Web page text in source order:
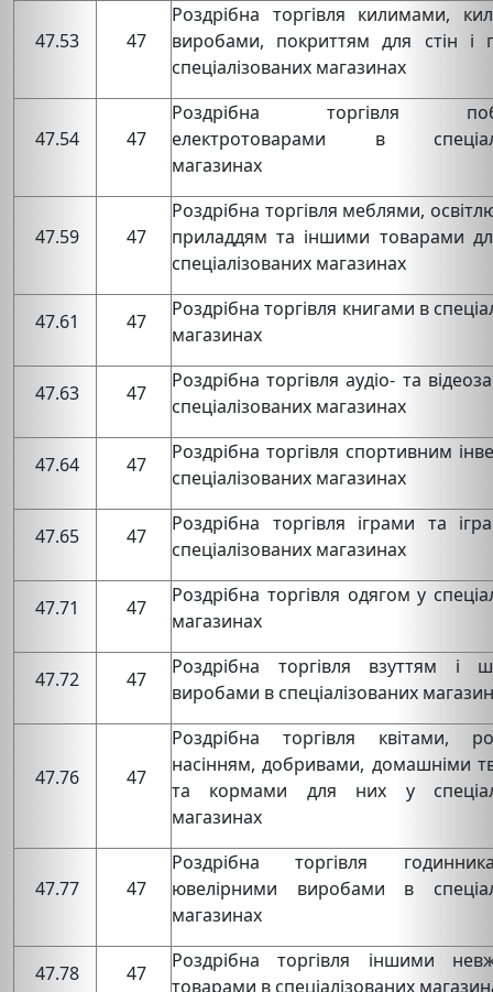
47.53 47
Роздрібна торгівля килимами,
виробами, покриттям для стін і
спеціалізованих магазинах
47.54 47
Роздрібна торгівля
електротоварами в
магазинах
47.59 47
Роздрібна торгівля меблями,
приладдям та іншими товарами
спеціалізованих магазинах
47.61 47
Роздрібна торгівля книгами в
магазинах
47.63 47
Роздрібна торгівля аудіо- та
спеціалізованих магазинах
47.64 47
Роздрібна торгівля спортивним
спеціалізованих магазинах
47.65 47
Роздрібна торгівля іграми та
спеціалізованих магазинах
47.71 47
Роздрібна торгівля одягом у
магазинах
47.72 47
Роздрібна торгівля взуттям і
виробами в спеціалізованих
47.76 47
Роздрібна торгівля квітами,
насінням, добривами, домашніми
та кормами для них у
магазинах
47.77 47
Роздрібна торгівля
ювелірними виробами в
магазинах
47.78 47
Роздрібна торгівля іншими
товарами в спеціалізованих